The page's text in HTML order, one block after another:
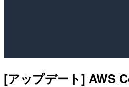
[アップデート] AWS